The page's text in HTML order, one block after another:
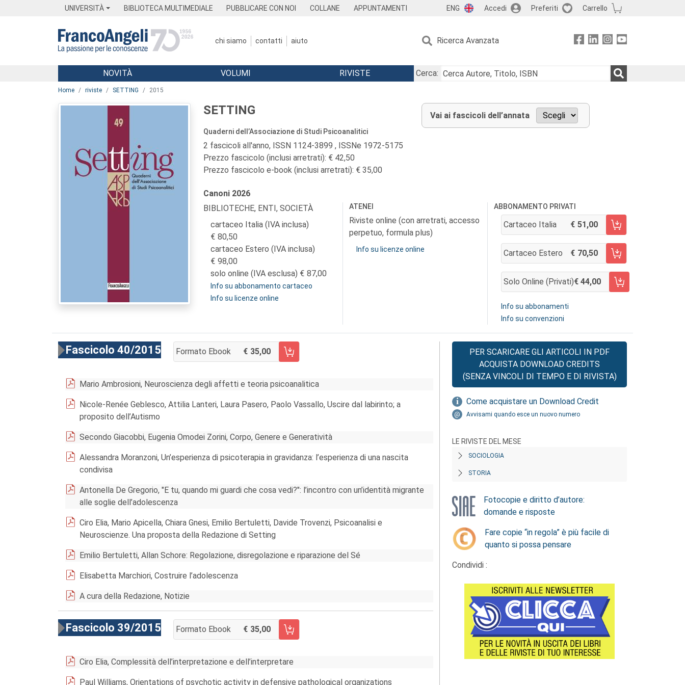
UNIVERSITÀ BIBLIOTECA MULTIMEDIALE PUBBLICARE CON NOI COLLANE APPUNTAMENTI ENG Accedi Preferiti Carrello
chi siamo contatti aiuto Ricerca Avanzata
Menu
NOVITÀ VOLUMI RIVISTE
Cerca:
Home riviste SETTING 2015
SETTING
Quaderni dell’Associazione di Studi Psicoanalitici
2 fascicoli all'anno, ISSN 1124-3899 , ISSNe 1972-5175
Prezzo fascicolo (inclusi arretrati): € 42,50
Prezzo fascicolo e-book (inclusi arretrati): € 35,00
Vai ai fascicoli dell’annata
Canoni 2026
BIBLIOTECHE, ENTI, SOCIETÀ
cartaceo Italia (IVA inclusa)
80,50
cartaceo Estero (IVA inclusa)
98,00
solo online (IVA esclusa)
87,00
Info su abbonamento cartaceo
Info su licenze online
ATENEI
Riviste online (con arretrati, accesso
perpetuo, formula plus)
Info su licenze online
ABBONAMENTO PRIVATI
Cartaceo Italia 51,00
AGGIUNGI AL CARRELLO
Cartaceo Estero 70,50
AGGIUNGI AL CARRELLO
Solo Online (privati) 44,00
AGGIUNGI AL CARRELLO
Info su abbonamenti
Info su convenzioni
Fascicolo 40/2015 Formato Ebook 35,00
AGGIUNGI AL CARRELLO FASCICOLO 40/2015
Mario Ambrosioni, Neuroscienza degli affetti e teoria psicoanalitica
Nicole-Renée Geblesco, Attilia Lanteri, Laura Pasero, Paolo Vassallo, Uscire dal labirinto; a
proposito dell’Autismo
Secondo Giacobbi, Eugenia Omodei Zorini, Corpo, Genere e Generatività
Alessandra Moranzoni, Un’esperienza di psicoterapia in gravidanza: l’esperienza di una nascita
condivisa
Antonella De Gregorio, "E tu, quando mi guardi che cosa vedi?": l’incontro con un’identità migrante
alle soglie dell’adolescenza
Ciro Elia, Mario Apicella, Chiara Gnesi, Emilio Bertuletti, Davide Trovenzi, Psicoanalisi e
Neuroscienze. Una proposta della Redazione di Setting
Emilio Bertuletti, Allan Schore: Regolazione, disregolazione e riparazione del Sé
Elisabetta Marchiori, Costruire l’adolescenza
A cura della Redazione, Notizie
Fascicolo 39/2015 Formato Ebook 35,00
AGGIUNGI AL CARRELLO FASCICOLO 39/2015
Ciro Elia, Complessità dell’interpretazione e dell’interpretare
Paul Williams, Orientations of psychotic activity in defensive pathological organizations
PER SCARICARE GLI ARTICOLI IN PDF
ACQUISTA DOWNLOAD CREDITS
(SENZA VINCOLI DI TEMPO E DI RIVISTA)
Come acquistare un Download Credit
Avvisami quando esce un nuovo numero
LE RIVISTE DEL MESE
SOCIOLOGIA
STORIA
Fotocopie e diritto d’autore:
domande e risposte
Fare copie “in regola” è più facile di
quanto si possa pensare
Condividi :